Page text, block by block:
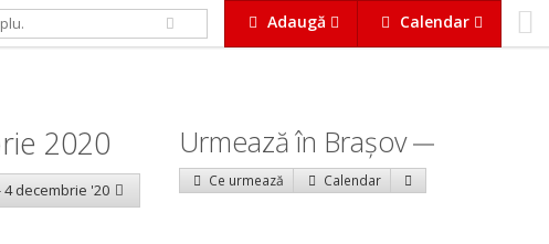
Adaugă Calendar
2020
4 decembrie '20
Urmează în Braşov
Ce urmează Calendar